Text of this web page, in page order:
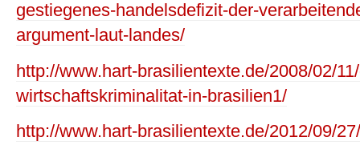
gestiegenes-handelsdefizit-der-
argument-laut-landes/
http://www.hart-brasilientexte.de/2008/02/
wirtschaftskriminalitat-in-brasilien1/
http://www.hart-brasilientexte.de/2012/09/